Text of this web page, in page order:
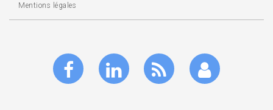
Mentions légales